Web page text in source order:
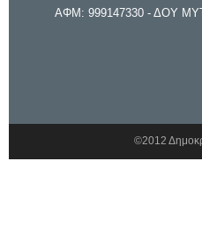
ΑΦΜ: 999147330 - ΔΟΥ
©2012